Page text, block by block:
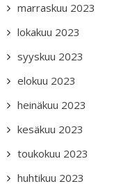
marraskuu 2023
lokakuu 2023
syyskuu 2023
elokuu 2023
heinäkuu 2023
kesäkuu 2023
toukokuu 2023
huhtikuu 2023